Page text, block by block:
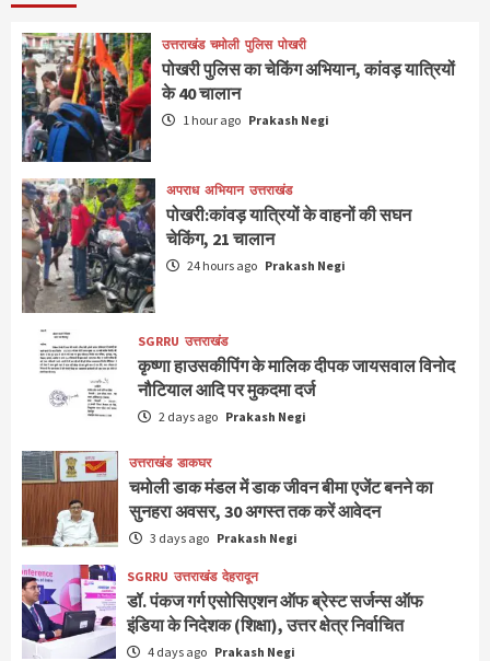
उत्तराखंड चमोली पुलिस पोखरी
पोखरी पुलिस का चेकिंग अभियान, कांवड़ यात्रियों
के 40 चालान
1 hour ago Prakash Negi
अपराध अभियान उत्तराखंड
पोखरी:कांवड़ यात्रियों के वाहनों की सघन
चेकिंग, 21 चालान
24 hours ago Prakash Negi
SGRRU उत्तराखंड
कृष्णा हाउसकीपिंग के मालिक दीपक जायसवाल विनोद
नौटियाल आदि पर मुकदमा दर्ज
2 days ago Prakash Negi
उत्तराखंड डाकघर
चमोली डाक मंडल में डाक जीवन बीमा एजेंट बनने का
सुनहरा अवसर, 30 अगस्त तक करें आवेदन
3 days ago Prakash Negi
SGRRU उत्तराखंड देहरादून
डॉ. पंकज गर्ग एसोसिएशन ऑफ ब्रेस्ट सर्जन्स ऑफ
इंडिया के निदेशक (शिक्षा), उत्तर क्षेत्र निर्वाचित
4 days ago Prakash Negi